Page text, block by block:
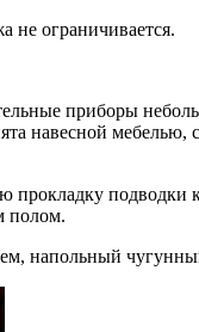
не ограничивается.
приборы
навесной
прокладку подводки
полом.
напольный